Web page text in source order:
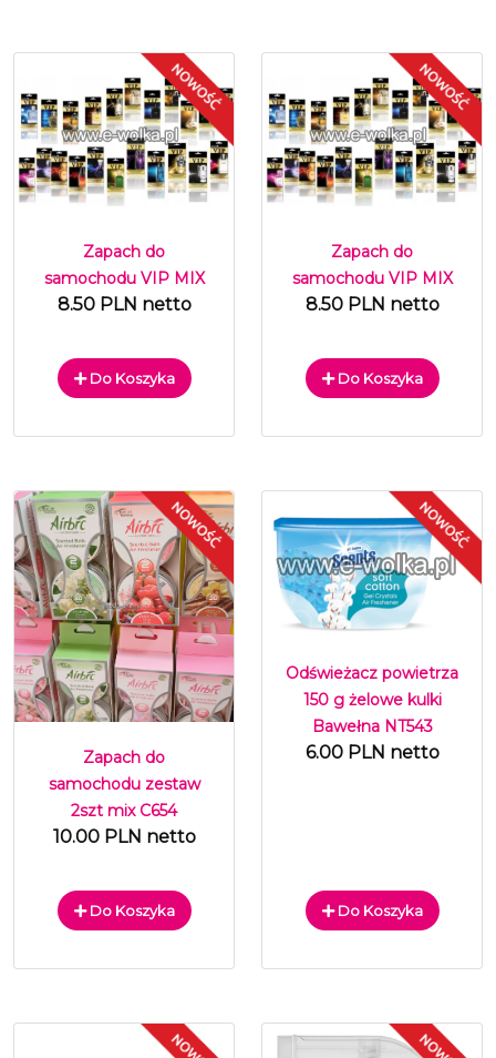
Zapach do
samochodu VIP MIX
8.50 PLN netto
Do Koszyka
Zapach do
samochodu VIP MIX
8.50 PLN netto
Do Koszyka
Zapach do
samochodu zestaw
2szt mix C654
10.00 PLN netto
Do Koszyka
Odświeżacz powietrza
150 g żelowe kulki
Bawełna NT543
6.00 PLN netto
Do Koszyka